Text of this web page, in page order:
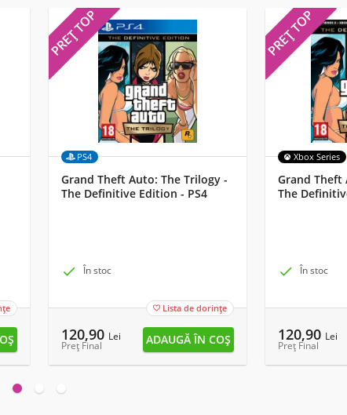
PREȚ TOP
PS4
Grand Theft Auto: The Trilogy -
The Definitive Edition - PS4
 În stoc
 Lista de dorințe
120,90 Lei
Preț Final
PREȚ TOP
Xbox Series
Grand Theft
The
 În stoc
120,90 Lei
Preț Final